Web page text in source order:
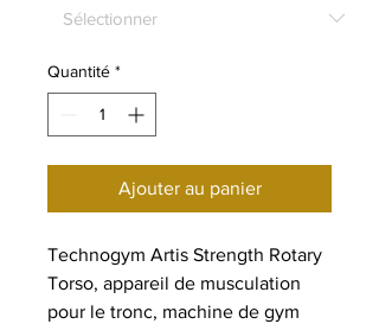
Quantité *
Ajouter au panier
Technogym Artis Strength Rotary
Torso, appareil de musculation
pour le tronc, machine de gym